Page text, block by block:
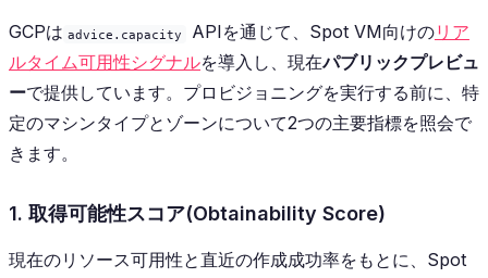
GCPは advice.capacity APIを通じて、Spot VM向けのリア
ルタイム可用性シグナルを導入し、現在パブリックプレビュ
ーで提供しています。プロビジョニングを実行する前に、特
定のマシンタイプとゾーンについて2つの主要指標を照会で
きます。
1. 取得可能性スコア(Obtainability Score)
現在のリソース可用性と直近の作成成功率をもとに、Spot